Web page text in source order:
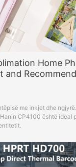
Home
and
me inkjet dhe
CP4100 është ideal